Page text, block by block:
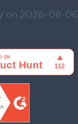
on 2026-08-06